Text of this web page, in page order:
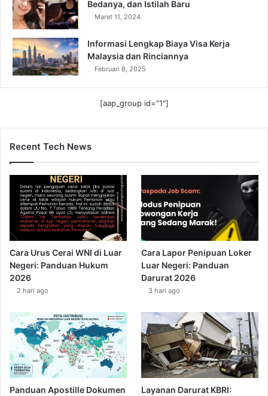
Bedanya, dan Istilah Baru
Maret 11, 2024
Informasi Lengkap Biaya Visa Kerja
Malaysia dan Rinciannya
Februari 8, 2025
[aap_group id="1"]
Recent Tech News
Cara Urus Cerai WNI di Luar
Negeri: Panduan Hukum
2026
2 hari ago
Cara Lapor Penipuan Loker
Luar Negeri: Panduan
Darurat 2026
3 hari ago
Panduan Apostille Dokumen
Layanan Darurat KBRI: